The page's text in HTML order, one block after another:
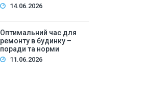
14.06.2026
Оптимальний час для
ремонту в будинку –
поради та норми
11.06.2026